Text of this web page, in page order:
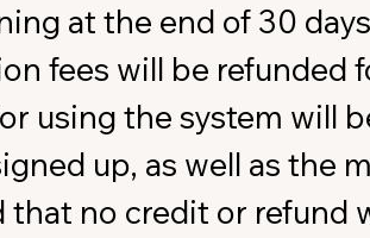
at the end of 30
fees will be refunded
using the system will
up, as well as the
that no credit or refund